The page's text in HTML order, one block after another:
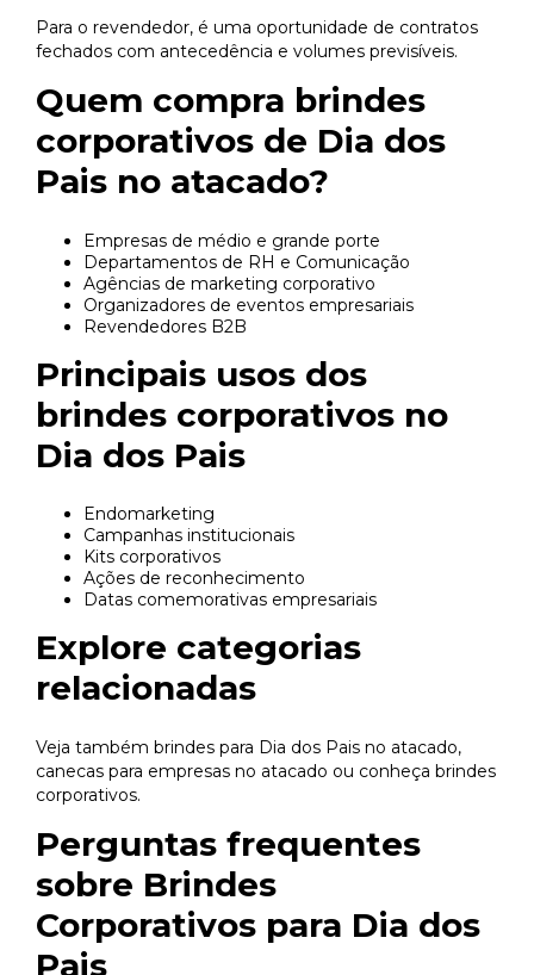
Para o revendedor, é uma oportunidade de contratos
fechados com antecedência e volumes previsíveis.
Quem compra brindes
corporativos de Dia dos
Pais no atacado?
Empresas de médio e grande porte
Departamentos de RH e Comunicação
Agências de marketing corporativo
Organizadores de eventos empresariais
Revendedores B2B
Principais usos dos
brindes corporativos no
Dia dos Pais
Endomarketing
Campanhas institucionais
Kits corporativos
Ações de reconhecimento
Datas comemorativas empresariais
Explore categorias
relacionadas
Veja também brindes para Dia dos Pais no atacado,
canecas para empresas no atacado ou conheça brindes
corporativos.
Perguntas frequentes
sobre Brindes
Corporativos para Dia dos
Pais